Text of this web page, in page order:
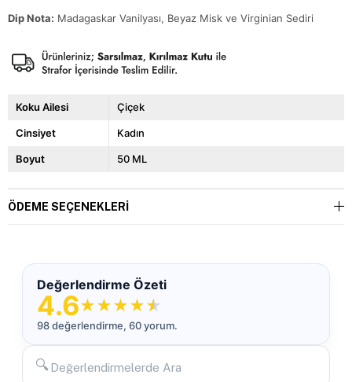
Dip Nota: Madagaskar Vanilyası, Beyaz Misk ve Virginian Sediri
Koku Ailesi Çiçek
Cinsiyet Kadın
Boyut 50 ML
ÖDEME SEÇENEKLERI
Değerlendirme Özeti
4.6★★★★★
98 değerlendirme, 60 yorum.
🔍